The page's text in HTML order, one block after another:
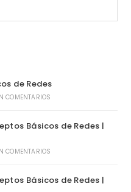
de Redes
COMENTARIOS
Básicos de Redes |
COMENTARIOS
Básicos de Redes |